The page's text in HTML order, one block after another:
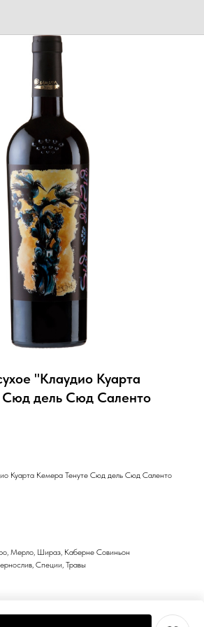
"Клаудио Куарта
Сюд дель Сюд Саленто
Куарта Кемера Тенуте Сюд дель Сюд Саленто
Мерло, Шираз, Каберне Совиньон
Специи, Травы